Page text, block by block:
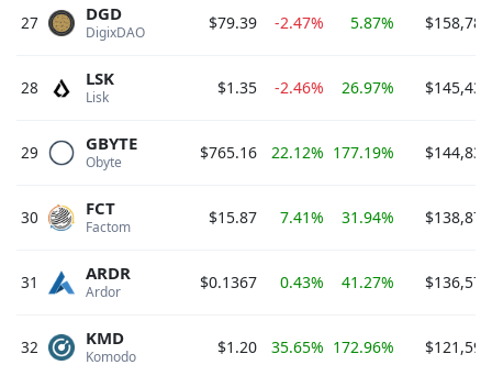
27 DigixDAO
DGD $79.39 -2.47% 5.87%
28 Lisk
LSK $1.35 -2.46% 26.97%
29 Obyte
GBYTE $765.16 22.12% 177.19%
30 Factom
FCT $15.87 7.41% 31.94%
31 Ardor
ARDR $0.1367 0.43% 41.27%
32 Komodo
KMD $1.20 35.65% 172.96%